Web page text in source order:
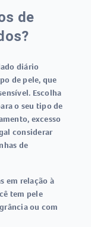
de
diário
de pele, que
Escolha
o seu tipo de
excesso
considerar
de
em relação à
tem pele
ou com